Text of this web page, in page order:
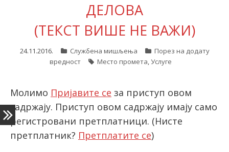
Подаци
Линкови
Претплата
Пријава
ДЕЛОВА
(ТЕКСТ ВИШЕ НЕ ВАЖИ)
24.11.2016. Службена мишљења
Порез на додату
вредност
Место промета,Услуге
Молимо Пријавите се за приступ овом
садржају. Приступ овом садржају имају само
регистровани претплатници. (Нисте
претплатник? Претплатите се)